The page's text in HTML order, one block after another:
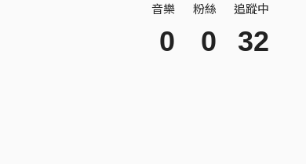
音樂
0
粉絲
0
追蹤中
32